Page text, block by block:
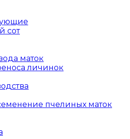
сот
маток
личинок
пчелиных маток